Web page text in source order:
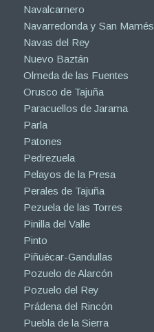
Navalcarnero
Navarredonda y San Mamés
Navas del Rey
Nuevo Baztán
Olmeda de las Fuentes
Orusco de Tajuña
Paracuellos de Jarama
Parla
Patones
Pedrezuela
Pelayos de la Presa
Perales de Tajuña
Pezuela de las Torres
Pinilla del Valle
Pinto
Piñuécar-Gandullas
Pozuelo de Alarcón
Pozuelo del Rey
Prádena del Rincón
Puebla de la Sierra